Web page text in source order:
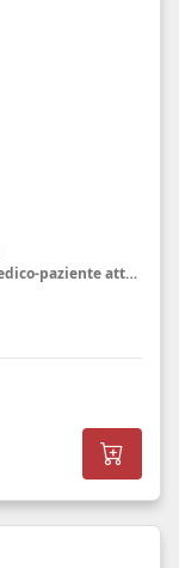
Come migliorare in concreto la Relazione medico-paziente attraverso la Comunicazione